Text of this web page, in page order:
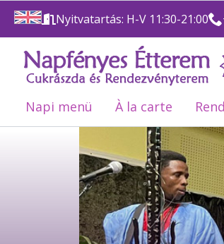
Nyitvatartás: H-V 11:30-21:00
Napi menü À la carte